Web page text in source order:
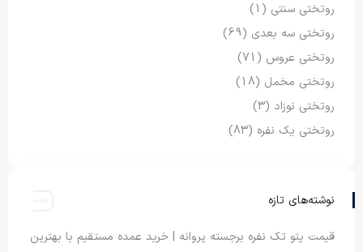
روتختی سنتی (1)
روتختی سه بعدی (69)
روتختی عروس (71)
روتختی مخمل (18)
روتختی نوزاد (3)
روتختی یک نفره (83)
نوشته‌های تازه
قیمت پتو تک نفره برجسته پروانه | خرید عمده مستقیم با بهترین